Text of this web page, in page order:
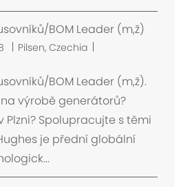
n
BOM Leader (m,ž)
U
i
c
i
ó
n
Pilsen, Czechia
BOM Leader (m,ž).
výrobě generátorů?
Spolupracujte s těmi
je přední globální